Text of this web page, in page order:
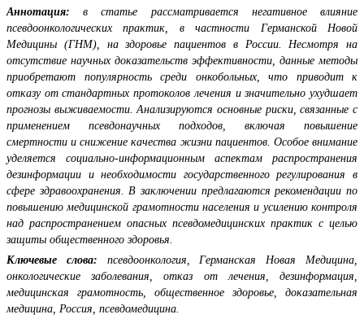
Аннотация: в статье рассматривается негативное влияние
псевдоонкологических практик, в частности Германской Новой
Медицины (ГНМ), на здоровье пациентов в России. Несмотря на
отсутствие научных доказательств эффективности, данные методы
приобретают популярность среди онкобольных, что приводит к
отказу от стандартных протоколов лечения и значительно ухудшает
прогнозы выживаемости. Анализируются основные риски, связанные с
применением псевдонаучных подходов, включая повышение
смертности и снижение качества жизни пациентов. Особое внимание
уделяется социально-информационным аспектам распространения
дезинформации и необходимости государственного регулирования в
сфере здравоохранения. В заключении предлагаются рекомендации по
повышению медицинской грамотности населения и усилению контроля
над распространением опасных псевдомедицинских практик с целью
защиты общественного здоровья.
Ключевые слова: псевдоонкология, Германская Новая Медицина,
онкологические заболевания, отказ от лечения, дезинформация,
медицинская грамотность, общественное здоровье, доказательная
медицина, Россия, псевдомедицина.